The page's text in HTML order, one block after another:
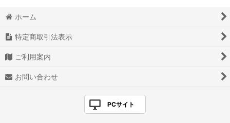
ホーム
特定商取引法表示
ご利用案内
お問い合わせ
PCサイト